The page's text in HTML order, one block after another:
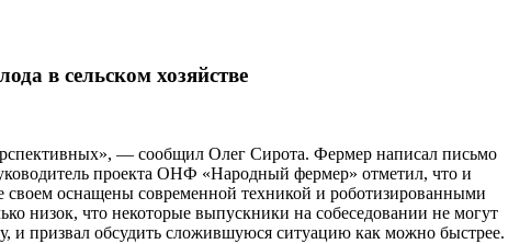
в сельском хозяйстве
— сообщил Олег Сирота. Фермер написал письмо
проекта ОНФ «Народный фермер» отметил, что и
своем оснащены современной техникой и роботизированными
низок, что некоторые выпускники на собеседовании не могут
и призвал обсудить сложившуюся ситуацию как можно быстрее.